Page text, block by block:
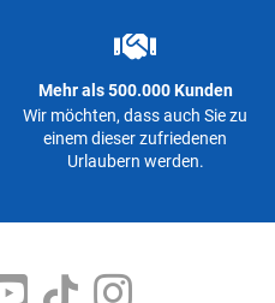
Mehr als 500.000 Kunden
Wir möchten, dass auch Sie zu
einem dieser zufriedenen
Urlaubern werden.